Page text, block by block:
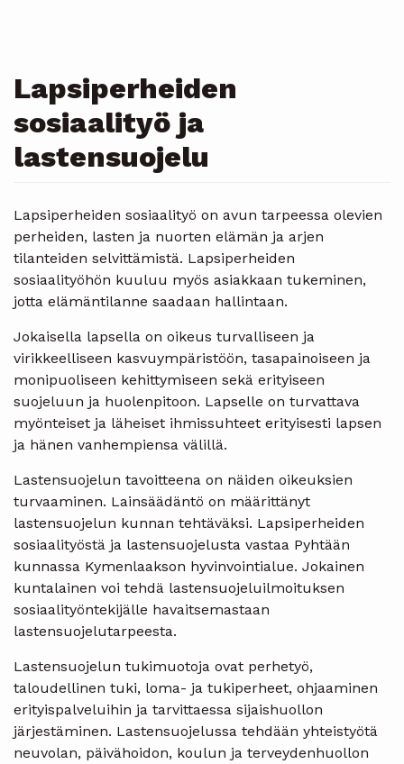
Lapsiperheiden
sosiaalityö ja
lastensuojelu
Lapsiperheiden sosiaalityö on avun tarpeessa olevien
perheiden, lasten ja nuorten elämän ja arjen
tilanteiden selvittämistä. Lapsiperheiden
sosiaalityöhön kuuluu myös asiakkaan tukeminen,
jotta elämäntilanne saadaan hallintaan.
Jokaisella lapsella on oikeus turvalliseen ja
virikkeelliseen kasvuympäristöön, tasapainoiseen ja
monipuoliseen kehittymiseen sekä erityiseen
suojeluun ja huolenpitoon. Lapselle on turvattava
myönteiset ja läheiset ihmissuhteet erityisesti lapsen
ja hänen vanhempiensa välillä.
Lastensuojelun tavoitteena on näiden oikeuksien
turvaaminen. Lainsäädäntö on määrittänyt
lastensuojelun kunnan tehtäväksi. Lapsiperheiden
sosiaalityöstä ja lastensuojelusta vastaa Pyhtään
kunnassa Kymenlaakson hyvinvointialue. Jokainen
kuntalainen voi tehdä lastensuojeluilmoituksen
sosiaalityöntekijälle havaitsemastaan
lastensuojelutarpeesta.
Lastensuojelun tukimuotoja ovat perhetyö,
taloudellinen tuki, loma- ja tukiperheet, ohjaaminen
erityispalveluihin ja tarvittaessa sijaishuollon
järjestäminen. Lastensuojelussa tehdään yhteistyötä
neuvolan, päivähoidon, koulun ja terveydenhuollon